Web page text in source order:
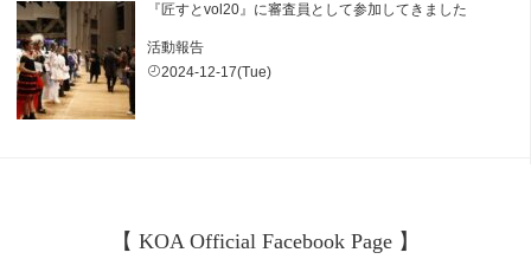
『匠すとvol20』に審査員として参加してきました
活動報告
2024-12-17(Tue)
【 KOA Official Facebook Page 】